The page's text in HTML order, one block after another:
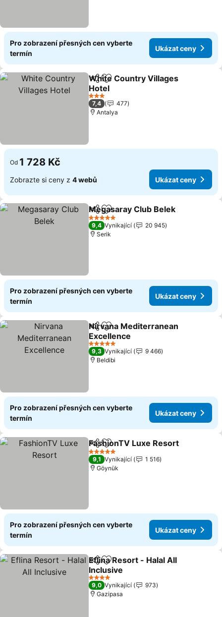
Pro zobrazení přesných cen vyberte
termín
Ukázat ceny
SdíletPřidat na seznam oblíbených
White Country Villages
Hotel
Ukázat ceny
3 Počet hvězdiček
7,4
477
Antalya
Od 1 728 Kč
Zobrazte si ceny z 4 webů Ukázat ceny
SdíletPřidat na seznam oblíbených
Megasaray Club Belek
5 Počet hvězdiček
9,4 Vynikající
20 945
Serik
Pro zobrazení přesných cen vyberte
termín
Ukázat ceny
SdíletPřidat na seznam oblíbených
Nirvana Mediterranean
Excellence
Ukázat ceny
5 Počet hvězdiček
9,3 Vynikající
9 466
Beldibi
Pro zobrazení přesných cen vyberte
termín
Ukázat ceny
SdíletPřidat na seznam oblíbených
FashionTV Luxe Resort
5 Počet hvězdiček
9,1 Vynikající
1 516
Göynük
Pro zobrazení přesných cen vyberte
termín
Ukázat ceny
SdíletPřidat na seznam oblíbených
Eflina Resort - Halal All
Inclusive
Ukázat ceny
4 Počet hvězdiček
9,0 Vynikající
973
Gazipasa